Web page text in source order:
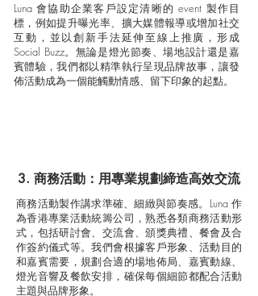
Luna 會協助企業客戶設定清晰的 event 製作目
標，例如提升曝光率、擴大媒體報導或增加社交
互動，並以創新手法延伸至線上推廣，形成
Social Buzz。無論是燈光節奏、場地設計還是嘉
賓體驗，我們都以精準執行呈現品牌故事，讓發
佈活動成為一個能觸動情感、留下印象的起點。
3. 商務活動：用專業規劃締造高效交流
商務活動製作講求準確、細緻與節奏感。Luna 作
為香港專業活動統籌公司，熟悉各類商務活動形
式，包括研討會、交流會、頒獎典禮、餐會及合
作簽約儀式等。我們會根據客戶形象、活動目的
和嘉賓需要，規劃合適的場地佈局、嘉賓動線、
燈光音響及餐飲安排，確保每個細節都配合活動
主題與品牌形象。